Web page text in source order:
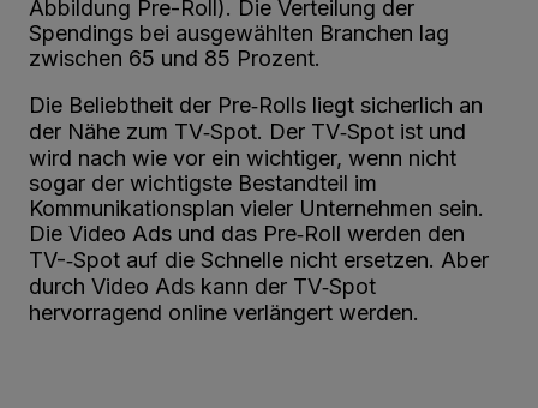
Abbildung Pre-­Roll). Die Verteilung der
Spendings bei ausgewählten Branchen lag
zwischen 65 und 85 Prozent.
Die Beliebtheit der Pre‐Rolls liegt sicherlich an
der Nähe zum TV‐Spot. Der TV‐Spot ist und
wird nach wie vor ein wichtiger, wenn nicht
sogar der wichtigste Bestandteil im
Kommunikationsplan vieler Unternehmen sein.
Die Video Ads und das Pre­‐Roll werden den
TV-­‐Spot auf die Schnelle nicht ersetzen. Aber
durch Video Ads kann der TV­‐Spot
hervorragend online verlängert werden.